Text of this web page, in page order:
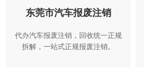
东莞市汽车报废注销
代办汽车报废注销，回收统一正规
拆解，一站式正规报废注销。